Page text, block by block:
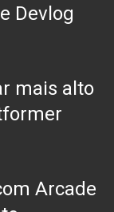
Devlog
mais alto
Arcade